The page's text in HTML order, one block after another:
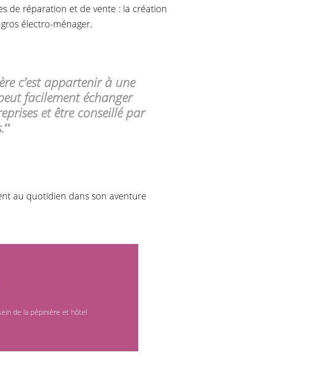
de réparation et de vente : la création
électro-ménager.
c’est appartenir à une
facilement échanger
et être conseillé par
“
au quotidien dans son aventure
de la pépinière et hôtel